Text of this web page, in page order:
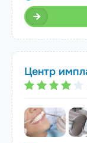
Центр